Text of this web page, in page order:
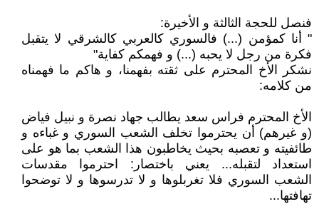
فنصل للحجة الثالثة و الأخيرة:
" أنا كمؤمن (...) فالسوري كالعربي كالشرقي لا يتقبل
فكرة من رجل لا يحبه (...) و فهمكم كفاية"
نشكر الأخ المحترم على ثقته بفهمنا، و هاكم ما فهمناه
من كلامه:
الأخ المحترم فراس سعد يطالب جهاد نصرة و نبيل فياض
(و غيرهم) أن يحترموا تخلف الشعب السوري و غباءه و
طائفيته و تعصبه بحيث يخاطبون هذا الشعب بما هو على
استعداد لتقبله... يعني باختصار: احترموا مقدسات
الشعب السوري فلا تغربلوها و لا تدرسوها و لا توضحوا
تهافتها...